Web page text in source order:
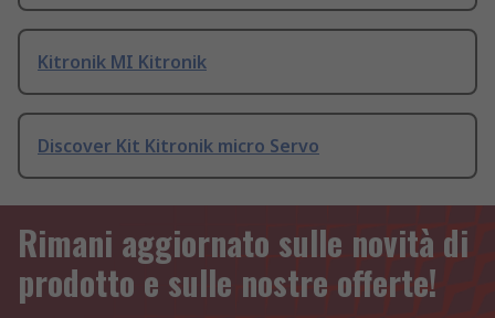
Kitronik MI Kitronik
Discover Kit Kitronik micro Servo
Rimani aggiornato sulle novità di
prodotto e sulle nostre offerte!